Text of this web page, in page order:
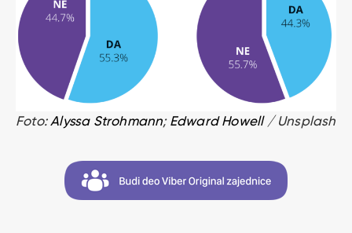
Foto:Alyssa Strohmann; Edward Howell/ Unsplash